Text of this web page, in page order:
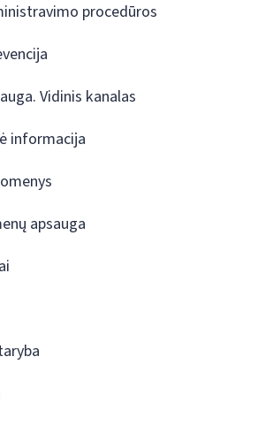
procedūros
Vidinis kanalas
informacija
apsauga